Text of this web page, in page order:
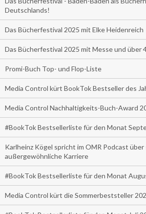
Deutschlands!
Das Bücherfestival 2025 mit Elke Heidenreich
Das Bücherfestival 2025 mit Messe und über
Promi-Buch Top- und Flop-Liste
Media Control kürt BookTok Bestseller des
Media Control Nachhaltigkeits-Buch-Award
#BookTok Bestsellerliste für den Monat
Karlheinz Kögel spricht im OMR Podcast über
außergewöhnliche Karriere
#BookTok Bestsellerliste für den Monat
Media Control kürt die Sommerbeststeller